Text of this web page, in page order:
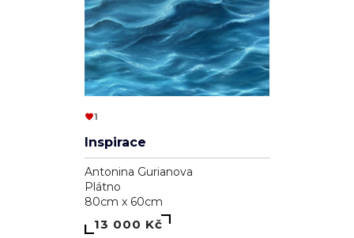
1
Inspirace
Antonina Gurianova
Plátno
80cm x 60cm
13 000 Kč